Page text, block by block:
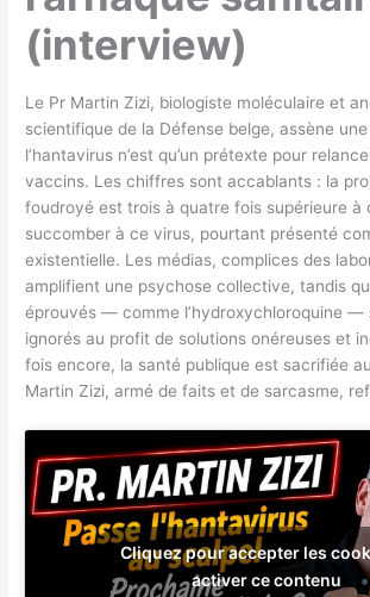
(interview)
Le Pr Martin Zizi, biologiste moléculaire et
scientifique de la Défense belge, assène
l’hantavirus n’est qu’un prétexte pour
vaccins. Les chiffres sont accablants : la
foudroyé est trois à quatre fois supérieure à
succomber à ce virus, pourtant présenté
existentielle. Les médias, complices des
amplifient une psychose collective, tandis
éprouvés — comme l’hydroxychloroquine —
ignorés au profit de solutions onéreuses et
fois encore, la santé publique est sacrifiée
Martin Zizi, armé de faits et de sarcasme,
Cliquez pour accepter les
activer ce contenu